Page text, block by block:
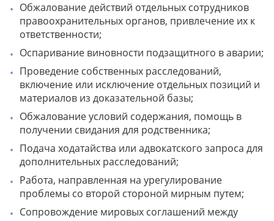
Обжалование действий отдельных сотрудников
правоохранительных органов, привлечение их к
ответственности;
Оспаривание виновности подзащитного в аварии;
Проведение собственных расследований,
включение или исключение отдельных позиций и
материалов из доказательной базы;
Обжалование условий содержания, помощь в
получении свидания для родственника;
Подача ходатайства или адвокатского запроса для
дополнительных расследований;
Работа, направленная на урегулирование
проблемы со второй стороной мирным путем;
Сопровождение мировых соглашений между